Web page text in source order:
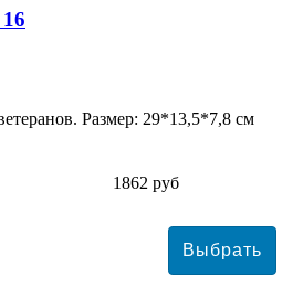
Размер: 29*13,5*7,8 см
1862 руб